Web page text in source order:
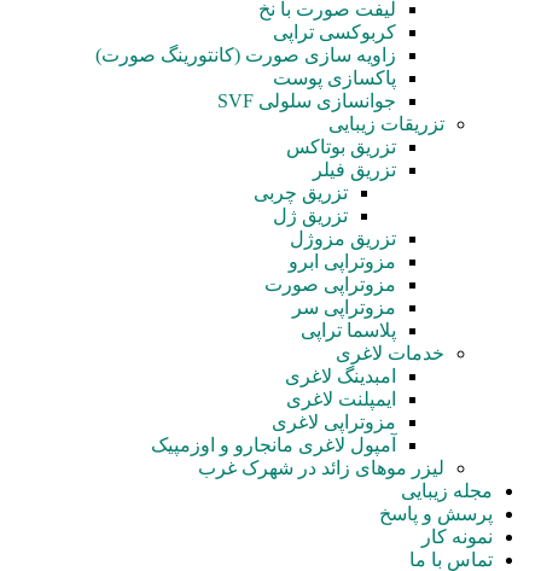
لیفت صورت با نخ
کربوکسی تراپی
زاویه سازی صورت (کانتورینگ صورت)
پاکسازی پوست
جوانسازی سلولی SVF
تزریقات زیبایی
تزریق بوتاکس
تزریق فیلر
تزریق چربی
تزریق ژل
تزریق مزوژل
مزوتراپی ابرو
مزوتراپی صورت
مزوتراپی سر
پلاسما تراپی
خدمات لاغری
امبدینگ لاغری
ایمپلنت لاغری
مزوتراپی لاغری
آمپول‌ لاغری مانجارو و اوزمپیک
لیزر موهای زائد در شهرک غرب
مجله زیبایی
پرسش و پاسخ
نمونه کار
تماس با ما